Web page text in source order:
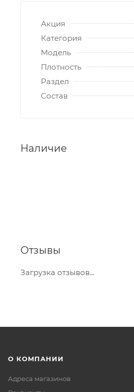
Акция
Категория
Модель
Плотность
Раздел
Состав
Наличие
Отзывы
Загрузка отзывов...
О КОМПАНИИ
Адреса магазинов